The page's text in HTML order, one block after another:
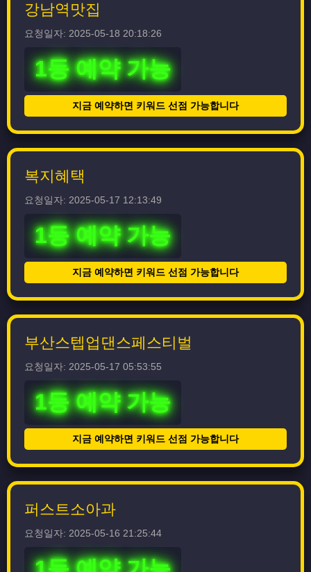
강남역맛집
요청일자: 2025-05-18 20:18:26
1등 예약 가능
지금 예약하면 키워드 선점 가능합니다
복지혜택
요청일자: 2025-05-17 12:13:49
1등 예약 가능
지금 예약하면 키워드 선점 가능합니다
부산스텝업댄스페스티벌
요청일자: 2025-05-17 05:53:55
1등 예약 가능
지금 예약하면 키워드 선점 가능합니다
퍼스트소아과
요청일자: 2025-05-16 21:25:44